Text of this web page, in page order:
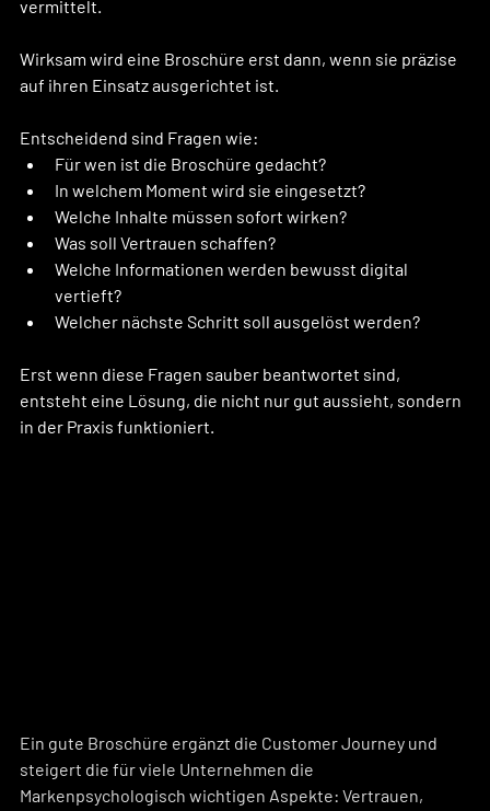
vermittelt.
Wirksam wird eine Broschüre erst dann, wenn sie präzise
auf ihren Einsatz ausgerichtet ist.
Entscheidend sind Fragen wie:
Für wen ist die Broschüre gedacht?
In welchem Moment wird sie eingesetzt?
Welche Inhalte müssen sofort wirken?
Was soll Vertrauen schaffen?
Welche Informationen werden bewusst digital
vertieft?
Welcher nächste Schritt soll ausgelöst werden?
Erst wenn diese Fragen sauber beantwortet sind,
entsteht eine Lösung, die nicht nur gut aussieht, sondern
in der Praxis funktioniert.
Ein gute Broschüre ergänzt die Customer Journey und
steigert die für viele Unternehmen die
Markenpsychologisch wichtigen Aspekte: Vertrauen,